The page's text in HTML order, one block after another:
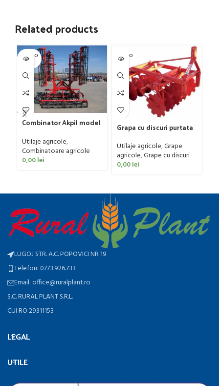
Related products
SOLD O
UT
Combinator Akpil model
Utilaje agricole,
Combinatoare agricole
0,00lei
SOLD O
UT
Grapa cu discuri purtata
Utilaje agricole,Grape
agricole,Grape cu discuri
0,00lei
LUGOJ STR. A.C. POPOVICI NR 19
Telefon: 0773.926.733
Email: office@ruralplant.ro
S.C. RURAL PLANT S.R.L.
CUI RO 29311153
LEGAL
UTILE